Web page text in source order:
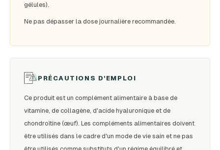
gélules).
Ne pas dépasser la dose journalière recommandée.
PRÉCAUTIONS D'EMPLOI
Ce produit est un complément alimentaire à base de
vitamine, de collagène, d'acide hyaluronique et de
chondroïtine (œuf). Les compléments alimentaires doivent
être utilisés dans le cadre d'un mode de vie sain et ne pas